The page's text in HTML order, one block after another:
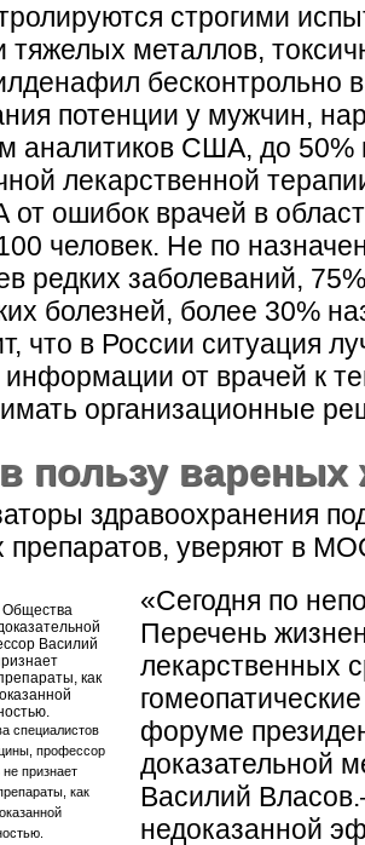
строгими
тяжелых металлов,
бесконтрольно
потенции у мужчин,
США, до 50%
лекарственной
ошибок врачей в
человек. Не по
редких заболеваний,
болезней, более 30%
что в России ситуация
информации от врачей к
организационные
пользу вареных
здравоохранения
препаратов, уверяют в
специалистов
профессор
признает
как
«Сегодня по
Перечень
лекарственных
форуме
доказательной
Василий
недоказанной